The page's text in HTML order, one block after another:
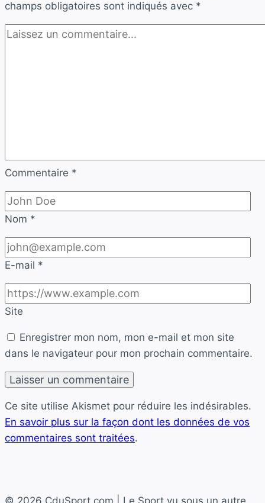
champs obligatoires sont indiqués avec *
Commentaire *
Nom *
E-mail *
Site
Enregistrer mon nom, mon e-mail et mon site
dans le navigateur pour mon prochain commentaire.
Ce site utilise Akismet pour réduire les indésirables.
En savoir plus sur la façon dont les données de vos
commentaires sont traitées.
© 2026 CduSport.com | Le Sport vu sous un autre